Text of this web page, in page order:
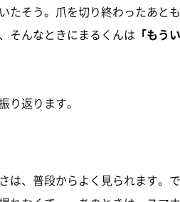
たそう。爪を切り終わったあと
そんなときにまるくんは 「もう
り返ります。
は、普段からよく見られます。